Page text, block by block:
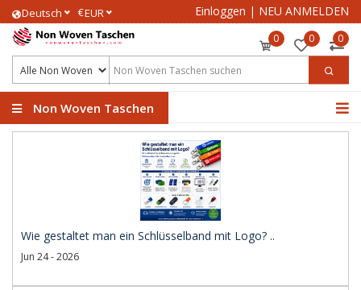
Deutsch €EUR Einloggen | NEU ANMELDEN
0 0 0
Non Woven Taschen
Wie gestaltet man ein Schlüsselband mit Logo? ..
Jun 24 - 2026